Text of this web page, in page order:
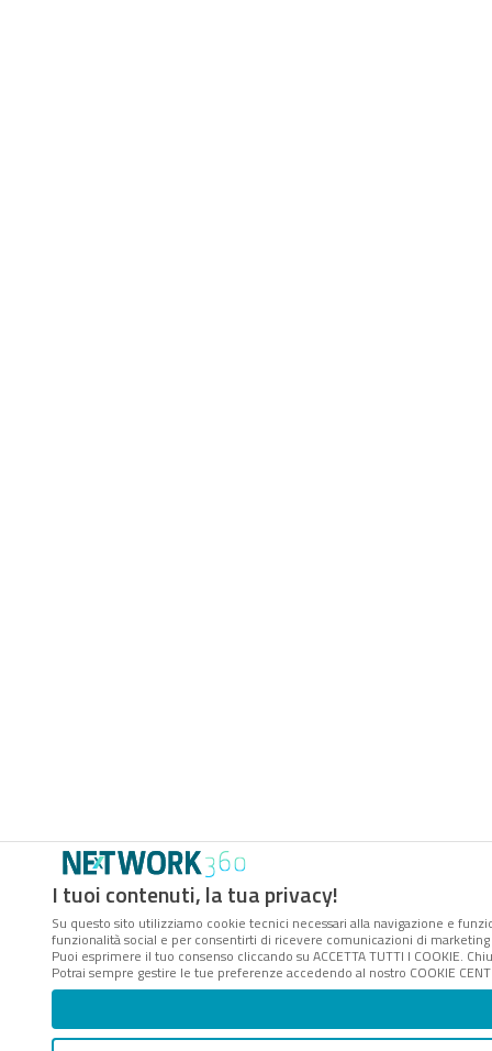
I tuoi contenuti, la tua privacy!
Su questo sito utilizziamo cookie tecnici necessari alla navigazione e
funzionalità social e per consentirti di ricevere comunicazioni di
Puoi esprimere il tuo consenso cliccando su ACCETTA TUTTI I COOKIE.
Potrai sempre gestire le tue preferenze accedendo al nostro COOKIE